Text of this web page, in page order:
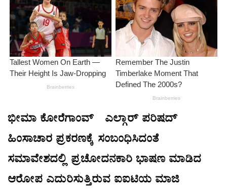
ಭೀಮಾ ಕೋರೆಗಾಂವ್-ಎಲ್ಗಾರ್ ಪರಿಷದ್
ಹಿಂಸಾಚಾರ ಪ್ರಕರಣಕ್ಕೆ ಸಂಬಂಧಿಸಿದಂತೆ
ಸಮಾವೇಶದಲ್ಲಿ ಪ್ರಚೋದನಕಾರಿ ಭಾಷಣ ಮಾಡಿದ
ಆರೋಪ ಎದುರಿಸುತ್ತಿರುವ ಐಐಟಿಯ ಮಾಜಿ